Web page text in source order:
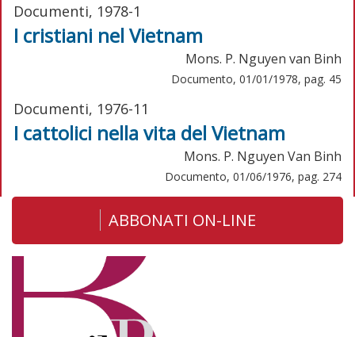
Documenti, 1978-1
I cristiani nel Vietnam
Mons. P. Nguyen van Binh
Documento, 01/01/1978, pag. 45
Documenti, 1976-11
I cattolici nella vita del Vietnam
Mons. P. Nguyen Van Binh
Documento, 01/06/1976, pag. 274
ABBONATI ON-LINE